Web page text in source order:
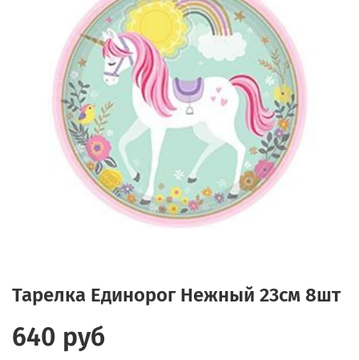
Тарелка Единорог Нежный 23см 8шт
640 руб